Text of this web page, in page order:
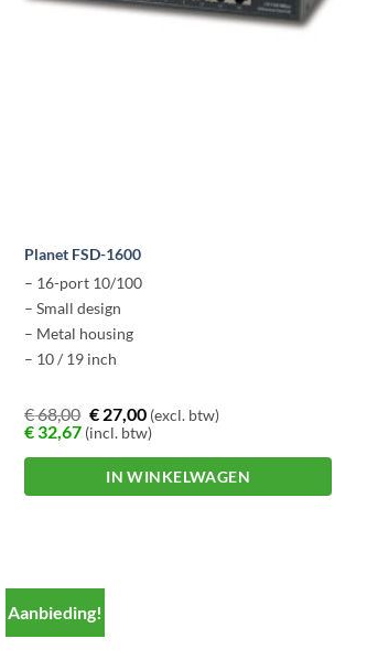
Planet FSD-1600
– 16-port 10/100
– Small design
– Metal housing
– 10 / 19 inch
€68,00 € 27,00 (excl. btw)
€32,67 (incl. btw)
IN WINKELWAGEN
Aanbieding!